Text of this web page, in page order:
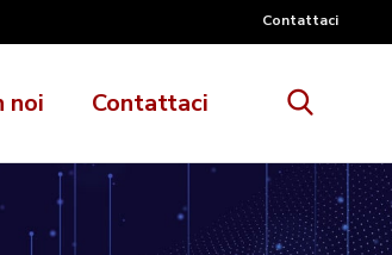
Contattaci
noi Contattaci